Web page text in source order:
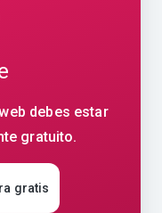
debes estar
gratuito.
gratis